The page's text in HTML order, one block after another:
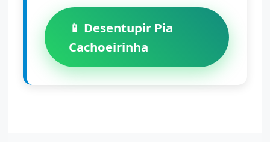
📱 Desentupir Pia
Cachoeirinha